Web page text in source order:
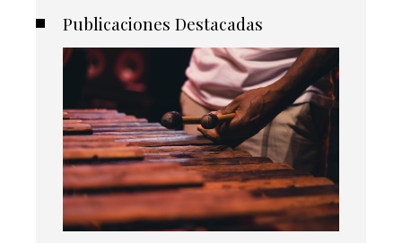
Publicaciones Destacadas